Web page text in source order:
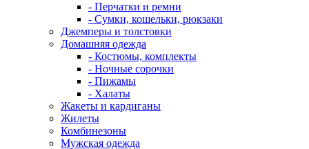
- Перчатки и ремни
- Сумки, кошельки, рюкзаки
Джемперы и толстовки
Домашняя одежда
- Костюмы, комплекты
- Ночные сорочки
- Пижамы
- Халаты
Жакеты и кардиганы
Жилеты
Комбинезоны
Мужская одежда